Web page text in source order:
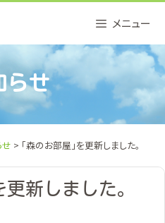
メニュー
らせ
せ > 「森のお部屋」を更新しました。
更新しました。